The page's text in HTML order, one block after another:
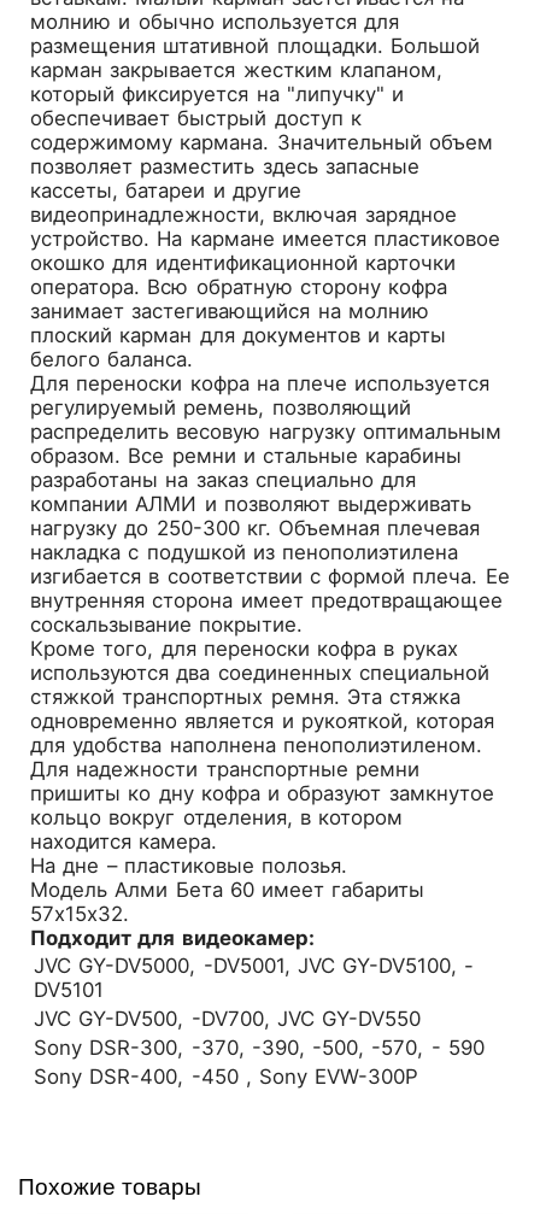
молнию и обычно используется для
размещения штативной площадки. Большой
карман закрывается жестким клапаном,
который фиксируется на "липучку" и
обеспечивает быстрый доступ к
содержимому кармана. Значительный объем
позволяет разместить здесь запасные
кассеты, батареи и другие
видеопринадлежности, включая зарядное
устройство. На кармане имеется пластиковое
окошко для идентификационной карточки
оператора. Всю обратную сторону кофра
занимает застегивающийся на молнию
плоский карман для документов и карты
белого баланса.
Для переноски кофра на плече используется
регулируемый ремень, позволяющий
распределить весовую нагрузку оптимальным
образом. Все ремни и стальные карабины
разработаны на заказ специально для
компании АЛМИ и позволяют выдерживать
нагрузку до 250-300 кг. Объемная плечевая
накладка с подушкой из пенополиэтилена
изгибается в соответствии с формой плеча. Ее
внутренняя сторона имеет предотвращающее
соскальзывание покрытие.
Кроме того, для переноски кофра в руках
используются два соединенных специальной
стяжкой транспортных ремня. Эта стяжка
одновременно является и рукояткой, которая
для удобства наполнена пенополиэтиленом.
Для надежности транспортные ремни
пришиты ко дну кофра и образуют замкнутое
кольцо вокруг отделения, в котором
находится камера.
На дне – пластиковые полозья.
Модель Алми Бета 60 имеет габариты
57x15х32.
Подходит для видеокамер:
JVC GY-DV5000, -DV5001, JVC GY-DV5100, -
DV5101
JVC GY-DV500, -DV700, JVC GY-DV550
Sony DSR-300, -370, -390, -500, -570, - 590
Sony DSR-400, -450 , Sony EVW-300P
Похожие товары